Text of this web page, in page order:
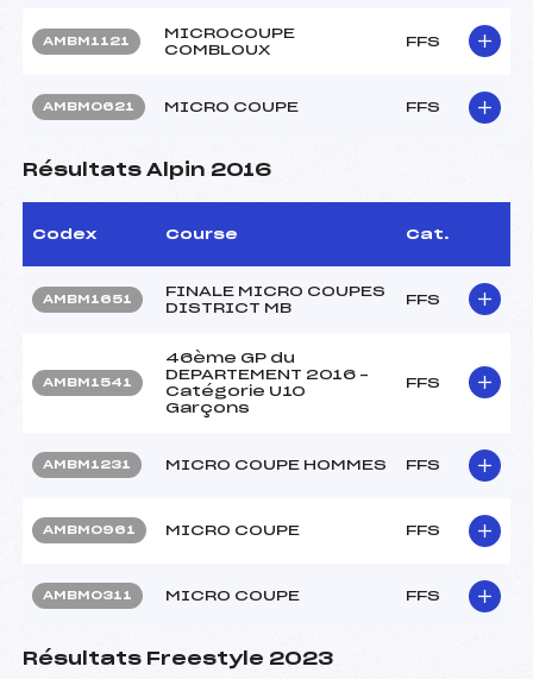
AMBM1121
MICROCOUPE
COMBLOUX
FFS
AMBM0621 MICRO COUPE FFS
Résultats Alpin 2016
Codex Course Cat.
AMBM1651
FINALE MICRO COUPES
DISTRICT MB
FFS
AMBM1541
46ème GP du
DEPARTEMENT 2016 –
Catégorie U10
Garçons
FFS
AMBM1231 MICRO COUPE HOMMES FFS
AMBM0961 MICRO COUPE FFS
AMBM0311 MICRO COUPE FFS
Résultats Freestyle 2023